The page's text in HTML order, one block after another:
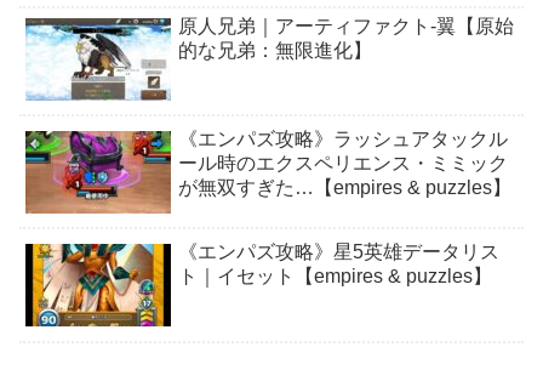
原人兄弟｜アーティファクト-翼【原始
的な兄弟：無限進化】
《エンパズ攻略》ラッシュアタックル
ール時のエクスペリエンス・ミミック
が無双すぎた…【empires & puzzles】
《エンパズ攻略》星5英雄データリス
ト｜イセット【empires & puzzles】